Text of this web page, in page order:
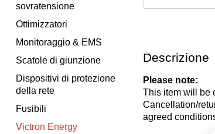
sovratensione
Ottimizzatori
Monitoraggio & EMS
Scatole di giunzione
Dispositivi di protezione
della rete
Fusibili
Victron Energy
Descrizione
Please note:
This item will be
Cancellation/
agreed